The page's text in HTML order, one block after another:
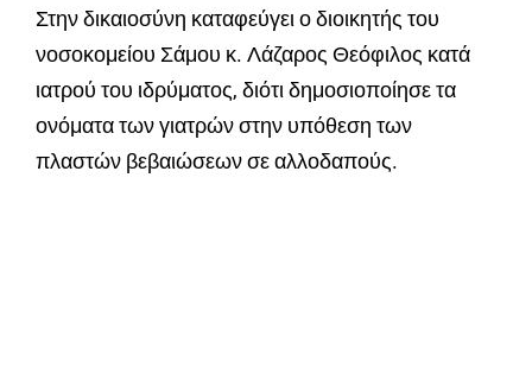
Στην δικαιοσύνη καταφεύγει ο διοικητής του
νοσοκομείου Σάμου κ. Λάζαρος Θεόφιλος κατά
ιατρού του ιδρύματος, διότι δημοσιοποίησε τα
ονόματα των γιατρών στην υπόθεση των
πλαστών βεβαιώσεων σε αλλοδαπούς.